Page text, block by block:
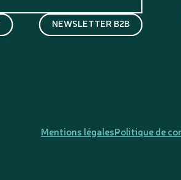
NEWSLETTER B2B
Mentions légalesPolitique de